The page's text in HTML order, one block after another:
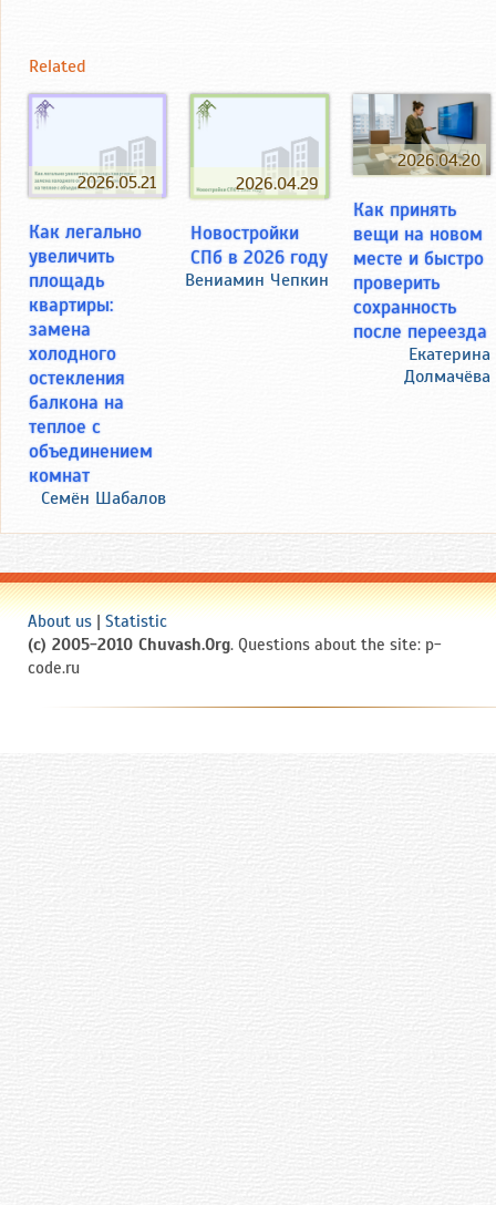
Related
2026.05.21
Как легально
увеличить
площадь
квартиры:
замена
холодного
остекления
балкона на
теплое с
объединением
комнат
Семён Шабалов
2026.04.29
Новостройки
СПб в 2026 году
Вениамин Чепкин
2026.04.20
Как принять
вещи на новом
месте и быстро
проверить
сохранность
после переезда
Екатерина
Долмачёва
About us | Statistic
(c) 2005-2010 Chuvash.Org. Questions about the site: p-
code.ru